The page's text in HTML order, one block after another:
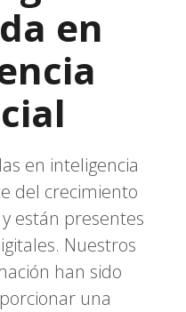
en
en inteligencia
del crecimiento
están presentes
Nuestros
han sido
una